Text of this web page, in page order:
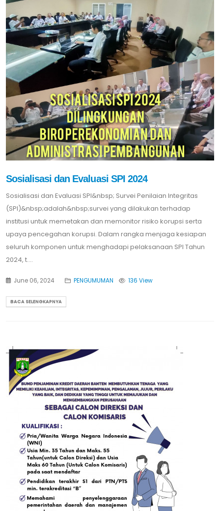
Sosialisasi dan Evaluasi SPI 2024
Sosialisasi dan Evaluasi SPI&nbsp; Survei Penilaian Integritas
(SPI)&nbsp;adalah&nbsp;survei yang dilakukan terhadap
institusi untuk memetakan dan memonitor risiko korupsi serta
upaya pencegahan korupsi. Dalam rangka menjaga kesiapan
seluruh komponen untuk menghadapi pelaksanaan SPI Tahun
2024, t....
June 06, 2024 PENGUMUMAN 136 View
BACA SELENGKAPNYA